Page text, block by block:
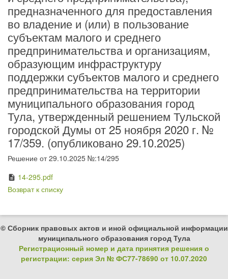
предназначенного для предоставления
во владение и (или) в пользование
субъектам малого и среднего
предпринимательства и организациям,
образующим инфраструктуру
поддержки субъектов малого и среднего
предпринимательства на территории
муниципального образования город
Тула, утвержденный решением Тульской
городской Думы от 25 ноября 2020 г. №
17/359. (опубликовано 29.10.2025)
Решение от 29.10.2025 №:14/295
description 14-295.pdf
Возврат к списку
© Сборник правовых актов и иной официальной информации
муниципального образования город Тула
Регистрационный номер и дата принятия решения о
регистрации: серия Эл № ФС77-78690 от 10.07.2020